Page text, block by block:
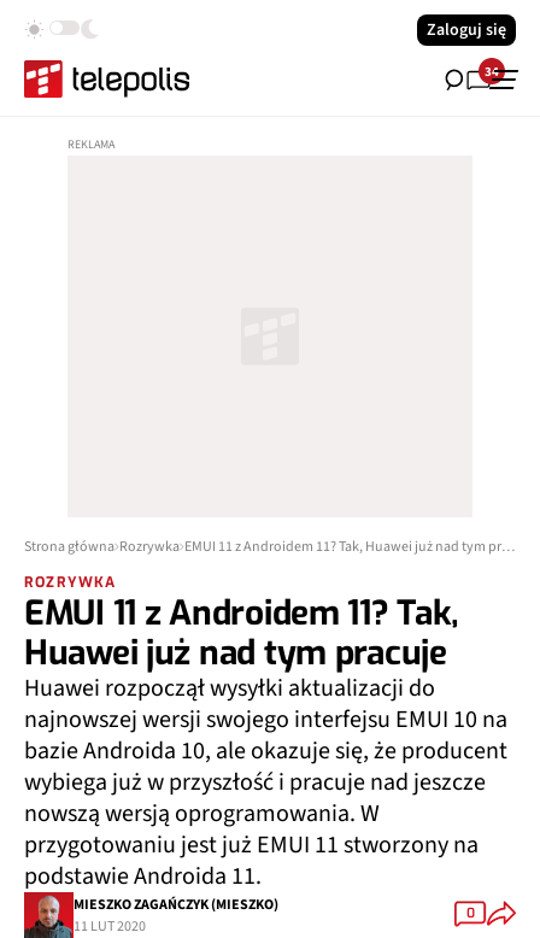
Zaloguj się
34
Strona główna Rozrywka EMUI 11 z Androidem 11? Tak, Huawei już nad tym pracuje
ROZRYWKA
EMUI 11 z Androidem 11? Tak,
Huawei już nad tym pracuje
Huawei rozpoczął wysyłki aktualizacji do
najnowszej wersji swojego interfejsu EMUI 10 na
bazie Androida 10, ale okazuje się, że producent
wybiega już w przyszłość i pracuje nad jeszcze
nowszą wersją oprogramowania. W
przygotowaniu jest już EMUI 11 stworzony na
podstawie Androida 11.
MIESZKO ZAGAŃCZYK (MIESZKO)
11 LUT 2020
0